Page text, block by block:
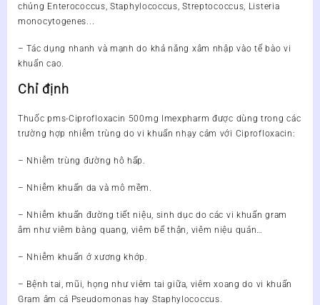
chủng Enterococcus, Staphylococcus, Streptococcus, Listeria
monocytogenes.
– Tác dụng nhanh và mạnh do khả năng xâm nhập vào tế bào vi
khuẩn cao.
Chỉ định
Thuốc pms-Ciprofloxacin 500mg Imexpharm được dùng trong các
trường hợp nhiễm trùng do vi khuẩn nhạy cảm với Ciprofloxacin:
– Nhiễm trùng đường hô hấp.
– Nhiễm khuẩn da và mô mềm.
– Nhiễm khuẩn đường tiết niệu, sinh dục do các vi khuẩn gram
âm như viêm bàng quang, viêm bể thận, viêm niệu quản…
– Nhiễm khuẩn ở xương khớp.
– Bệnh tai, mũi, họng như viêm tai giữa, viêm xoang do vi khuẩn
Gram âm cả Pseudomonas hay Staphylococcus.